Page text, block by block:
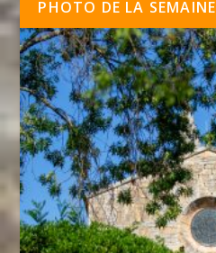
PHOTO DE LA SEMAINE